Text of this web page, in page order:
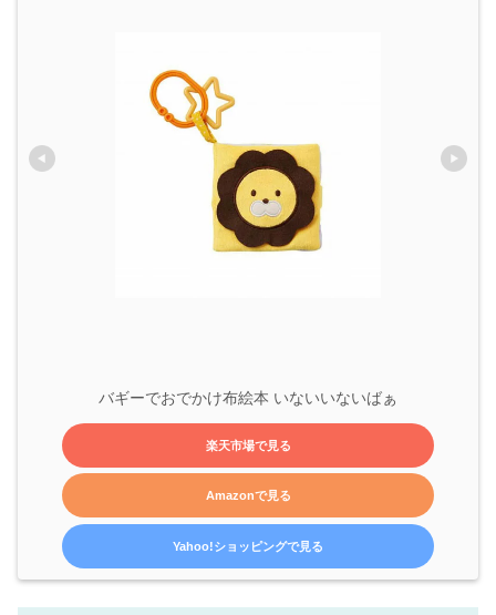
バギーでおでかけ布絵本 いないいないばぁ
楽天市場で見る
Amazonで見る
Yahoo!ショッピングで見る